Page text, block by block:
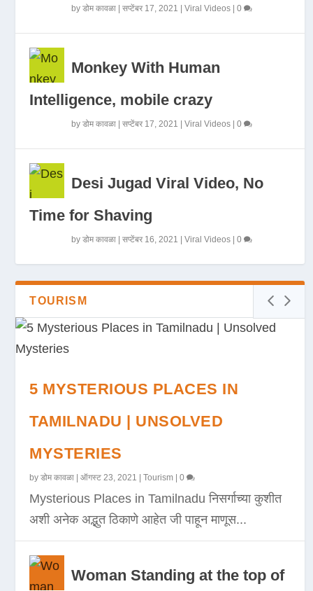
byडोम कावळा |सप्टेंबर 17, 2021 |Viral Videos |0
Monkey With Human
Intelligence, mobile crazy
byडोम कावळा |सप्टेंबर 17, 2021 |Viral Videos |0
Desi Jugad Viral Video, No
Time for Shaving
byडोम कावळा |सप्टेंबर 16, 2021 |Viral Videos |0
TOURISM
5 MYSTERIOUS PLACES IN
TAMILNADU | UNSOLVED
MYSTERIES
byडोम कावळा |ऑगस्ट 23, 2021 |Tourism |0
Mysterious Places in Tamilnadu निसर्गाच्या कुशीत
अशी अनेक अद्भुत ठिकाणे आहेत जी पाहून माणूस...
Woman Standing at the top of